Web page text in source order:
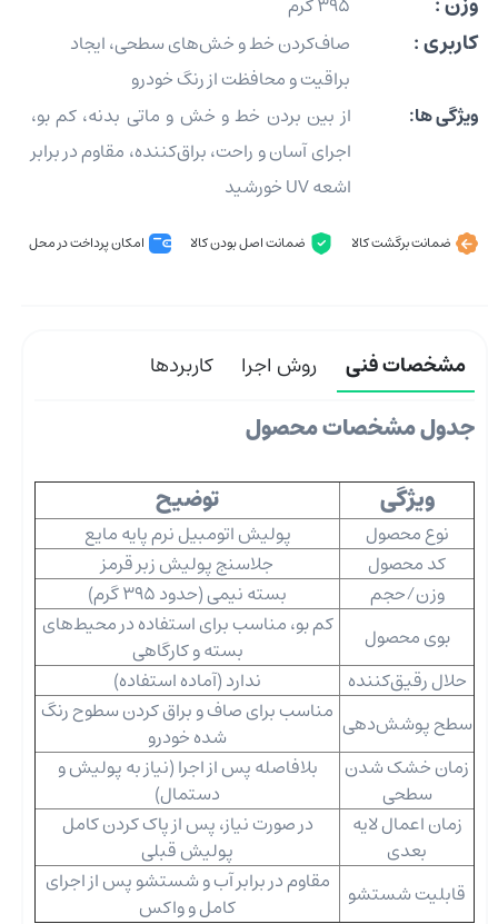
کاربری :
صاف‌کردن خط و خش‌های سطحی، ایجاد
براقیت و محافظت از رنگ خودرو
ویژگی ها:
از بین بردن خط و خش و ماتی بدنه، کم ‌بو،
اجرای آسان و راحت، براق‌کننده، مقاوم در برابر
اشعه UV خورشید
ضمانت برگشت کالا ضمانت اصل بودن کالا امکان پرداخت در محل
مشخصات فنی روش اجرا کاربردها
جدول مشخصات محصول
ویژگی
توضیح
نوع محصول
پولیش اتومبیل نرم پایه مایع
کد محصول
جلاسنج پولیش زبر قرمز
وزن/حجم
بسته نیمی (حدود 395 گرم)
بوی محصول
کم ‌بو، مناسب برای استفاده در محیط‌های
بسته و کارگاهی
حلال رقیق‌کننده
ندارد (آماده استفاده)
سطح پوشش‌دهی مناسب برای صاف و براق کردن سطوح رنگ
شده خودرو
زمان خشک شدن
سطحی
بلافاصله پس از اجرا (نیاز به پولیش و
دستمال)
زمان اعمال لایه
بعدی
در صورت نیاز، پس از پاک کردن کامل
پولیش قبلی
قابلیت شستشو
مقاوم در برابر آب و شستشو پس از اجرای
کامل و واکس